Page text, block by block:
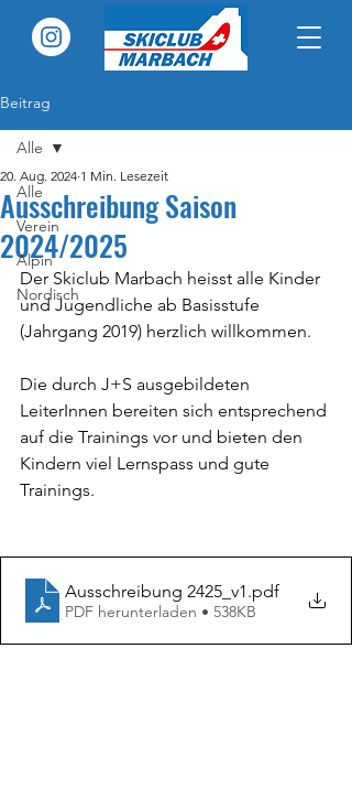
Beitrag
Alle
Verein
Alpin
Nordisch
Alle
Ausschreibung Saison
2024/2025
20. Aug. 2024 1 Min. Lesezeit
Der Skiclub Marbach heisst alle Kinder
und Jugendliche ab Basisstufe
(Jahrgang 2019) herzlich willkommen.
Die durch J+S ausgebildeten
LeiterInnen bereiten sich entsprechend
auf die Trainings vor und bieten den
Kindern viel Lernspass und gute
Trainings.
Ausschreibung 2425_v1.pdf
PDF herunterladen • 538KB